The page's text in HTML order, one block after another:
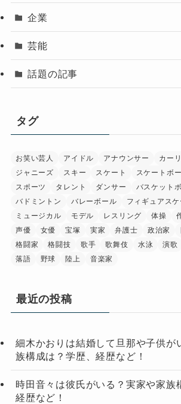
企業
芸能
話題の記事
タグ
お笑い芸人 アイドル アナウンサー カー
ジャニーズ
スキー スケート スケートボ
スポーツ
タレント ダンサー
バスケット
バドミントン
バレーボール フィギュアスケ
ミュージカル
モデル レスリング 体操
声優
女優 宝塚 実家 弁護士 政治家
格闘家
格闘技 歌手 歌舞伎 水泳 演歌
落語
野球 陸上 音楽家
最近の投稿
細木かおりは結婚して旦那や子供が
族構成は？学歴、経歴など！
時田音々は彼氏がいる？実家や家族
経歴など！